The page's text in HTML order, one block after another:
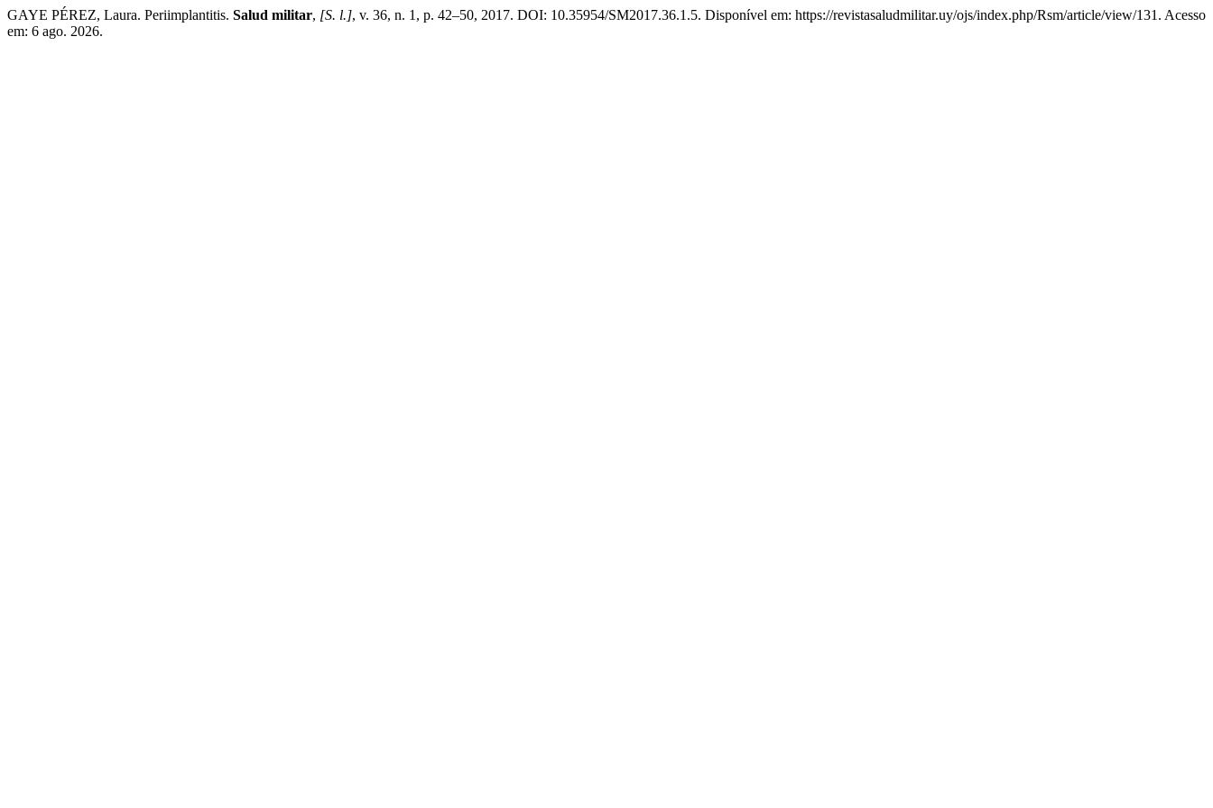
GAYE PÉREZ, Laura. Periimplantitis. Salud militar, [S. l.], v. 36, n. 1, p. 42–50, 2017. DOI: 10.35954/SM2017.36.1.5. Disponível em: https://revistasaludmilitar.uy/ojs/index.php/Rsm/article/view/131. Acesso
em: 6 ago. 2026.